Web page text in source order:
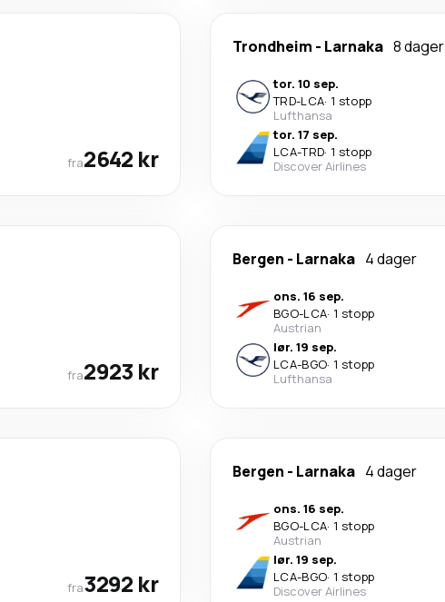
fra2642 kr
Trondheim - Larnaka 8 dager
tor. 10 sep.
TRD-LCA· 1 stopp
Lufthansa
tor. 17 sep.
LCA-TRD· 1 stopp
Discover Airlines
fra2923 kr
Bergen - Larnaka 4 dager
ons. 16 sep.
BGO-LCA· 1 stopp
Austrian
lør. 19 sep.
LCA-BGO· 1 stopp
Lufthansa
fra3292 kr
Bergen - Larnaka 4 dager
ons. 16 sep.
BGO-LCA· 1 stopp
Austrian
lør. 19 sep.
LCA-BGO· 1 stopp
Discover Airlines